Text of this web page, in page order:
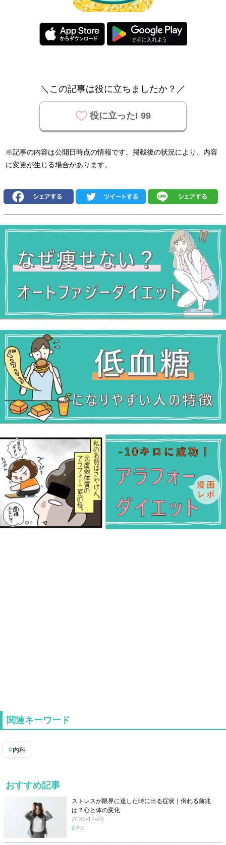
＼この記事は役に立ちましたか？／
役に立った! 99
※記事の内容は公開日時点の情報です。掲載後の状況により、内容
に変更が生じる場合があります。
関連キーワード
内科
おすすめ記事
ストレスが限界に達した時に出る症状｜倒れる前兆
は？心と体の変化
2020-12-28
PR